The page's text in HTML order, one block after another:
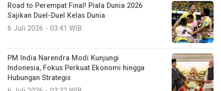
Road to Perempat Final! Piala Dunia 2026
Sajikan Duel-Duel Kelas Dunia
6 Juli 2026 - 03:41 WIB
PM India Narendra Modi Kunjungi
Indonesia, Fokus Perkuat Ekonomi hingga
Hubungan Strategis